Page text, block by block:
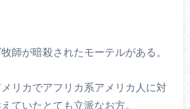
師が暗殺されたモーテルがある。
リカでアフリカ系アメリカ人に対
ていたとても立派なお方。